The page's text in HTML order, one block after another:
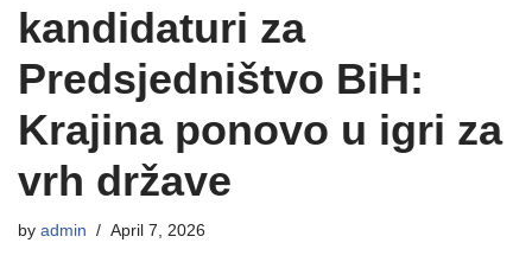
kandidaturi za
Predsjedništvo BiH:
Krajina ponovo u igri za
vrh države
by admin April 7, 2026